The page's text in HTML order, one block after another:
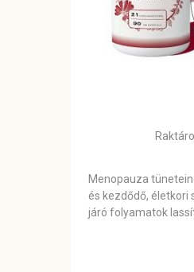
Menopauza
és kezdődő, életkori
járó folyamatok